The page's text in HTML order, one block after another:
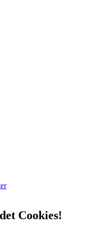
Cookies!